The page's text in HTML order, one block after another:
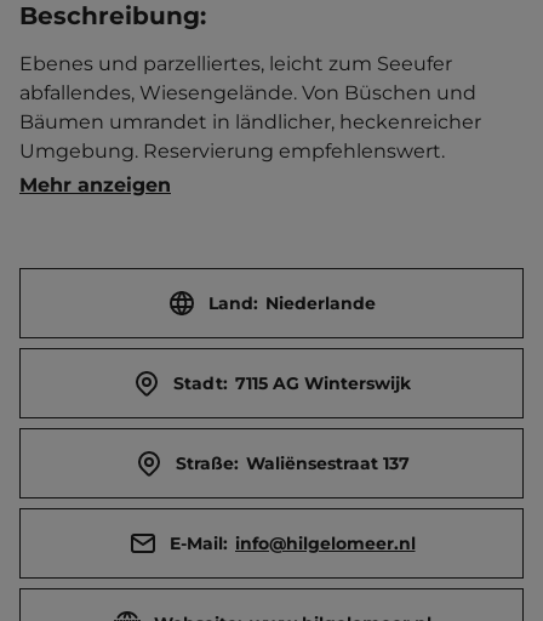
Beschreibung:
Ebenes und parzelliertes, leicht zum Seeufer
abfallendes, Wiesengelände. Von Büschen und
Bäumen umrandet in ländlicher, heckenreicher
Umgebung. Reservierung empfehlenswert.
Familiäre Atmosphäre. Zeltwiese. Separate
Boulebahn. Hallenbad und Tennis in der Nähe.   Ort
2 km entfernt. Touristen-/Dauerstellplätze 70/0.
Mehr anzeigen
Land: Niederlande
Stadt: 7115 AG Winterswijk
Straße: Waliënsestraat 137
E-Mail: info@hilgelomeer.nl